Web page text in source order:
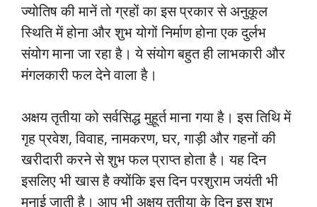
ज्योतिष की मानें तो ग्रहों का इस प्रकार से अनुकूल
स्थिति में होना और शुभ योगों निर्माण होना एक दुर्लभ
संयोग माना जा रहा है। ये संयोग बहुत ही लाभकारी और
मंगलकारी फल देने वाला है।
अक्षय तृतीया को सर्वसिद्ध मुहूर्त माना गया है। इस तिथि में
गृह प्रवेश, विवाह, नामकरण, घर, गाड़ी और गहनों की
खरीदारी करने से शुभ फल प्राप्त होता है। यह दिन
इसलिए भी खास है क्योंकि इस दिन परशुराम जयंती भी
मनाई जाती है। आप भी अक्षय तृतीया के दिन इस शुभ